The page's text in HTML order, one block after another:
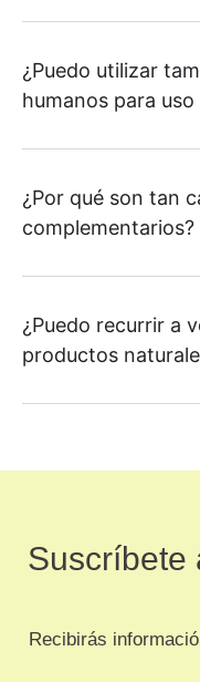
¿Puedo utilizar
humanos para uso
¿Por qué son tan
complementarios?
¿Puedo recurrir a
productos
Suscríbete
Recibirás